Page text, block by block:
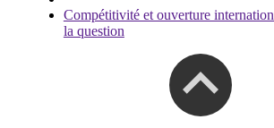
Compétitivité et ouverture
la question